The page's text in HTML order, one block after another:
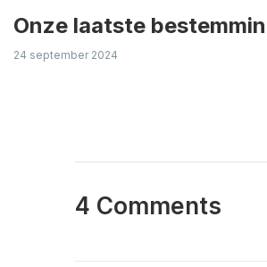
Onze laatste
24 september 2024
4 Comments